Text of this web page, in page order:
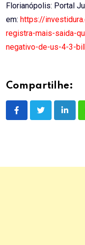
Florianópolis: Portal
em: https://
registra-mais-saida-
negativo-de-us-4-3-
Compartilhe: